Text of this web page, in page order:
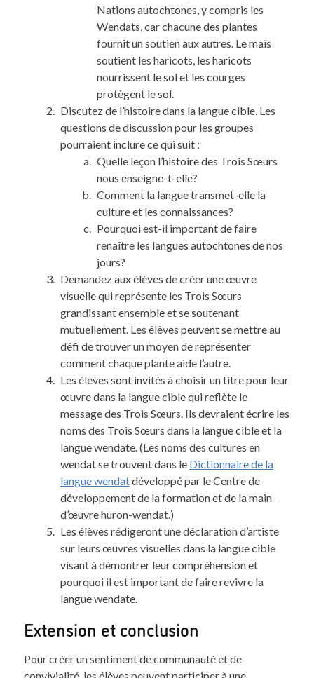
Nations autochtones, y compris les
Wendats, car chacune des plantes
fournit un soutien aux autres. Le maïs
soutient les haricots, les haricots
nourrissent le sol et les courges
protègent le sol.
Discutez de l’histoire dans la langue cible. Les
questions de discussion pour les groupes
pourraient inclure ce qui suit :
Quelle leçon l’histoire des Trois Sœurs
nous enseigne-t-elle?
Comment la langue transmet-elle la
culture et les connaissances?
Pourquoi est-il important de faire
renaître les langues autochtones de nos
jours?
Demandez aux élèves de créer une œuvre
visuelle qui représente les Trois Sœurs
grandissant ensemble et se soutenant
mutuellement. Les élèves peuvent se mettre au
défi de trouver un moyen de représenter
comment chaque plante aide l’autre.
Les élèves sont invités à choisir un titre pour leur
œuvre dans la langue cible qui reflète le
message des Trois Sœurs. Ils devraient écrire les
noms des Trois Sœurs dans la langue cible et la
langue wendate. (Les noms des cultures en
wendat se trouvent dans le Dictionnaire de la
langue wendatdéveloppé par le Centre de
développement de la formation et de la main-
d’œuvre huron-wendat.)
Les élèves rédigeront une déclaration d’artiste
sur leurs œuvres visuelles dans la langue cible
visant à démontrer leur compréhension et
pourquoi il est important de faire revivre la
langue wendate.
Extension et conclusion
Pour créer un sentiment de communauté et de